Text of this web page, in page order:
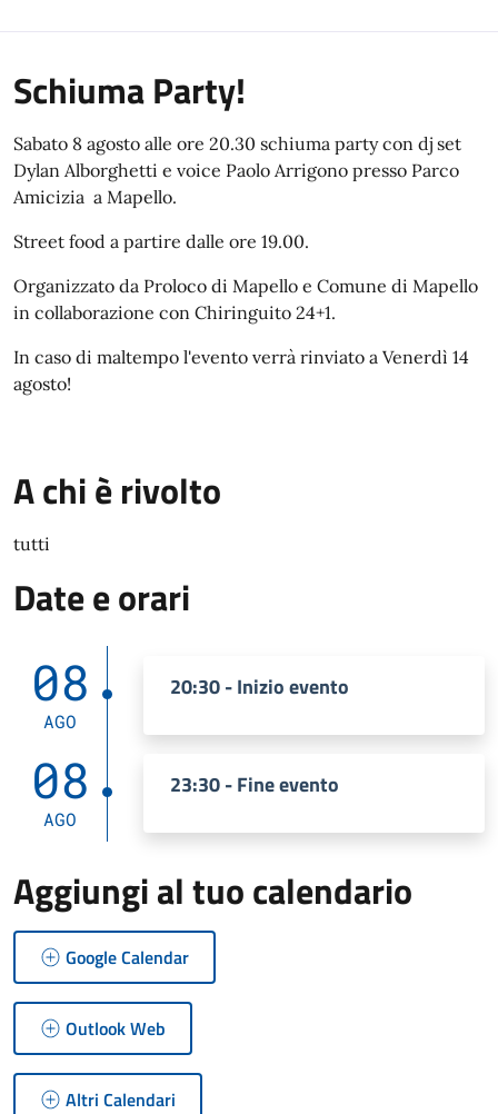
Schiuma Party!
Sabato 8 agosto alle ore 20.30 schiuma party con dj set
Dylan Alborghetti e voice Paolo Arrigono presso Parco
Amicizia a Mapello.
Street food a partire dalle ore 19.00.
Organizzato da Proloco di Mapello e Comune di Mapello
in collaborazione con Chiringuito 24+1.
In caso di maltempo l'evento verrà rinviato a Venerdì 14
agosto!
A chi è rivolto
tutti
Date e orari
08
AGO
20:30 - Inizio evento
08
AGO
23:30 - Fine evento
Aggiungi al tuo calendario
Google Calendar
Outlook Web
Altri Calendari